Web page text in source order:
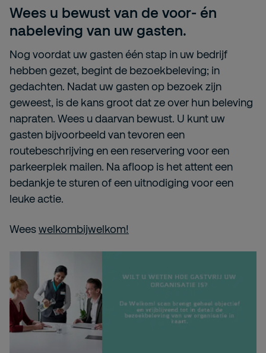
Wees u bewust van de voor- én
nabeleving van uw gasten.
Nog voordat uw gasten één stap in uw bedrijf
hebben gezet, begint de bezoekbeleving; in
gedachten. Nadat uw gasten op bezoek zijn
geweest, is de kans groot dat ze over hun beleving
napraten. Wees u daarvan bewust. U kunt uw
gasten bijvoorbeeld van tevoren een
routebeschrijving en een reservering voor een
parkeerplek mailen. Na afloop is het attent een
bedankje te sturen of een uitnodiging voor een
leuke actie.
Weeswelkombijwelkom!